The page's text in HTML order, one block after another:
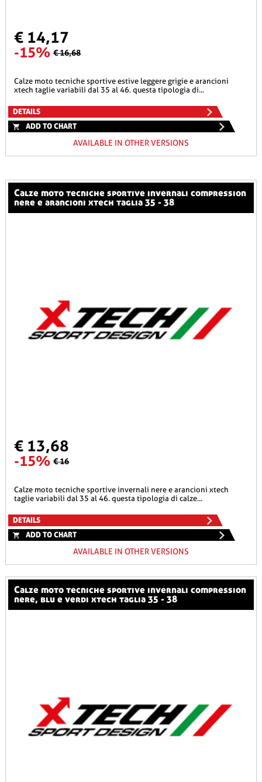
€ 14,17
-15% € 16,68
calze moto tecniche sportive estive leggere grigie e arancioni
xtech taglie variabili dal 35 al 46. questa tipologia di...
DETAILS
ADD TO CHART
AVAILABLE IN OTHER VERSIONS
calze moto tecniche sportive invernali compression
nere e arancioni xtech taglia 35 - 38
€ 13,68
-15% € 16
calze moto tecniche sportive invernali nere e arancioni xtech
taglie variabili dal 35 al 46. questa tipologia di calze...
DETAILS
ADD TO CHART
AVAILABLE IN OTHER VERSIONS
calze moto tecniche sportive invernali compression
nere, blu e verdi xtech taglia 35 - 38